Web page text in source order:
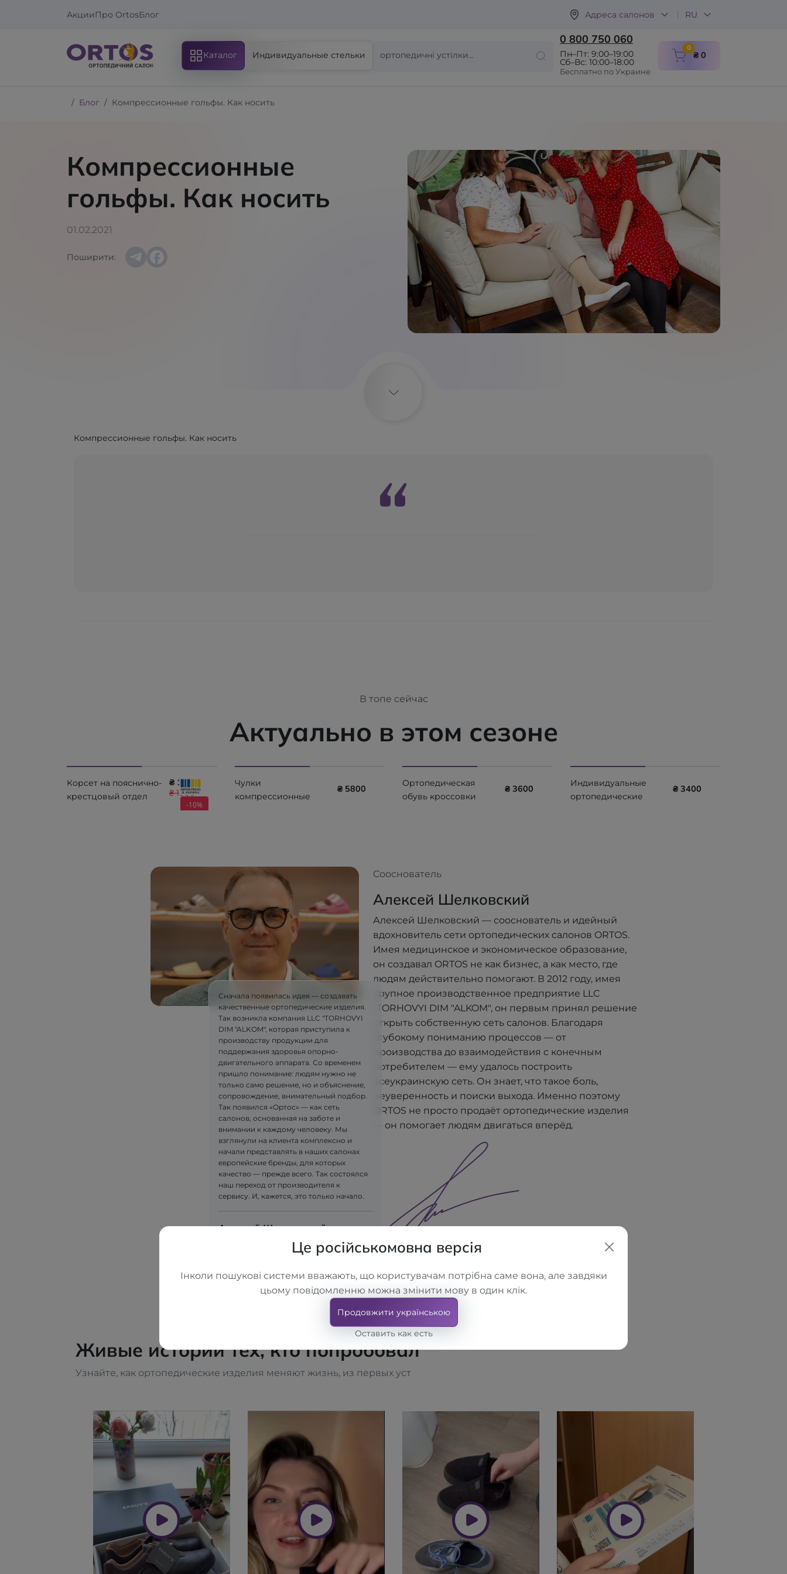
АкцииПро OrtosБлог Адреса салонов RU
Каталог Индивидуальные стельки
0 800 750 060
Пн–Пт: 9:00–19:00
Сб–Вс: 10:00–18:00
Бесплатно по Украине
0items in cart
₴ 0
Блог Компрессионные гольфы. Как носить
Компрессионные
гольфы. Как носить
01.02.2021
Поширити:
Компрессионные гольфы. Как носить
В топе сейчас
Актуально в этом сезоне
-10%
Корсет на пояснично-
крестцовый отдел
₴ 1782
₴ 1980
Чулки
компрессионные
50485 Sigvaris
₴ 5800
Ортопедическая
обувь кроссовки
₴ 3600
Индивидуальные
ортопедические
₴ 3400
Сначала появилась идея — создавать
качественные ортопедические изделия.
Так возникла компания LLC "TORHOVYI
DIM "ALKOM", которая приступила к
производству продукции для
поддержания здоровья опорно-
двигательного аппарата. Со временем
пришло понимание: людям нужно не
только само решение, но и объяснение,
сопровождение, внимательный подбор.
Так появился «Ортос» — как сеть
салонов, основанная на заботе и
внимании к каждому человеку. Мы
взглянули на клиента комплексно и
начали представлять в наших салонах
европейские бренды, для которых
качество — прежде всего. Так состоялся
наш переход от производителя к
сервису. И, кажется, это только начало.
Алексей Шелковский
Сооснователь
Алексей Шелковский
Алексей Шелковский — сооснователь и идейный
вдохновитель сети ортопедических салонов ORTOS.
Имея медицинское и экономическое образование,
он создавал ORTOS не как бизнес, а как место, где
людям действительно помогают. В 2012 году, имея
крупное производственное предприятие LLC
"TORHOVYI DIM "ALKOM", он первым принял решение
открыть собственную сеть салонов. Благодаря
глубокому пониманию процессов — от
производства до взаимодействия с конечным
потребителем — ему удалось построить
всеукраинскую сеть. Он знает, что такое боль,
неуверенность и поиски выхода. Именно поэтому
ORTOS не просто продаёт ортопедические изделия
— он помогает людям двигаться вперёд.
Живые истории тех, кто попробовал
Узнайте, как ортопедические изделия меняют жизнь, из первых уст
Це російськомовна версія
Інколи пошукові системи вважають, що користувачам потрібна саме вона, але завдяки
цьому повідомленню можна змінити мову в один клік.
Продовжити українською
Оставить как есть